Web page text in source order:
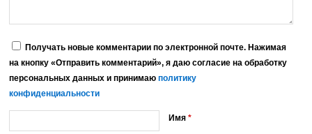
Получать новые комментарии по электронной почте. Нажимая
на кнопку «Отправить комментарий», я даю согласие на обработку
персональных данных и принимаюполитику
конфиденциальности
Имя*